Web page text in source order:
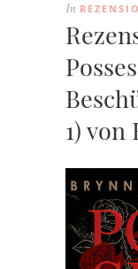
In
1) von